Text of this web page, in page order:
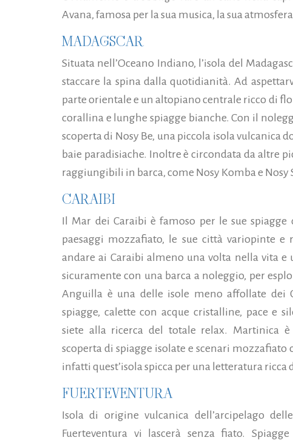
Avana, famosa per la sua musica, la sua
MADAGSCAR
Situata nell’Oceano Indiano, l’isola del
staccare la spina dalla quotidianità. Ad
parte orientale e un altopiano centrale ricco di
corallina e lunghe spiagge bianche. Con il
scoperta di Nosy Be, una piccola isola vulcanica
baie paradisiache. Inoltre è circondata da altre
raggiungibili in barca, come Nosy Komba e Nosy
CARAIBI
Il Mar dei Caraibi è famoso per le sue spiagge
paesaggi mozzafiato, le sue città variopinte
andare ai Caraibi almeno una volta nella vita
sicuramente con una barca a noleggio, per
Anguilla è una delle isole meno affollate dei
spiagge, calette con acque cristalline, pace e
siete alla ricerca del totale relax. Martinica è
scoperta di spiagge isolate e scenari
infatti quest’isola spicca per una letteratura
FUERTEVENTURA
Isola di origine vulcanica dell’arcipelago
Fuerteventura vi lascerà senza fiato.